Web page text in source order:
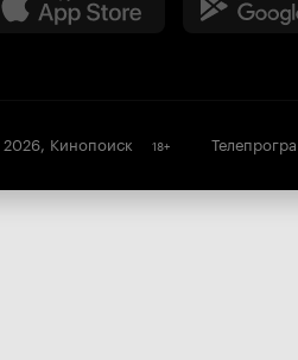
2026, Кинопоиск 18+